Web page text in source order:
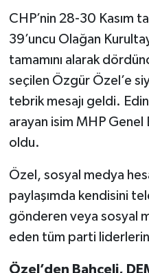
CHP’nin 28-30 Kasım
39’uncu Olağan
tamamını alarak
seçilen Özgür Özel’e
tebrik mesajı geldi.
arayan isim MHP Genel
oldu.
Özel, sosyal medya
paylaşımda kendisini
gönderen veya sosyal
eden tüm parti
Özel’den Bahçeli,